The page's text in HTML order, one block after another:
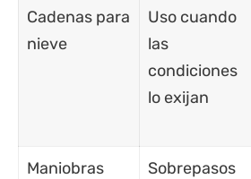
Cadenas para
nieve
Uso cuando
las
condiciones
lo exijan
Maniobras
Sobrepasos